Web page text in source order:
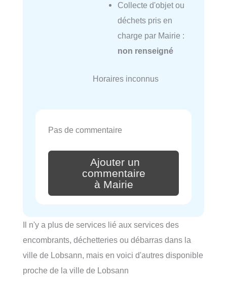
Collecte d'objet ou
déchets pris en
charge par Mairie :
non renseigné
Horaires inconnus
Pas de commentaire
Ajouter un
commentaire
à Mairie
Il n'y a plus de services lié aux services des
encombrants, déchetteries ou débarras dans la
ville de Lobsann, mais en voici d'autres disponible
proche de la ville de Lobsann